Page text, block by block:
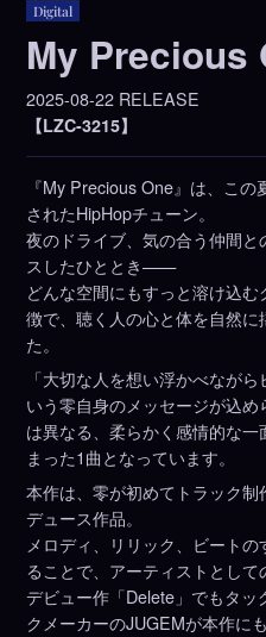
Digital
My Precious
2025-08-22 RELEASE
【LZC-3215】
『My Precious One』は、こ
されたHipHopチューン。
夜のドライブ、気の合う仲間
スしたひととき——
どんな空間にもすっと溶け込
徴で、聴く人の心と体を自然
た。
「大切な人を想い浮かべなが
いう零自身のメッセージが込
は異なる、柔らかく感情的な
まった1曲となっています。
本作は、零が初めてトラック
デュース作品。
メロディ、リリック、ビート
ることで、アーティストとして
デビュー作「Delete」でもタッ
クメーカーのJUGEMが本作にも